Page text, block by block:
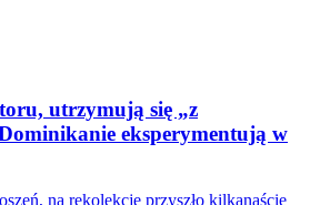
utrzymują się „z
eksperymentują w
na rekolekcje przyszło kilkanaście